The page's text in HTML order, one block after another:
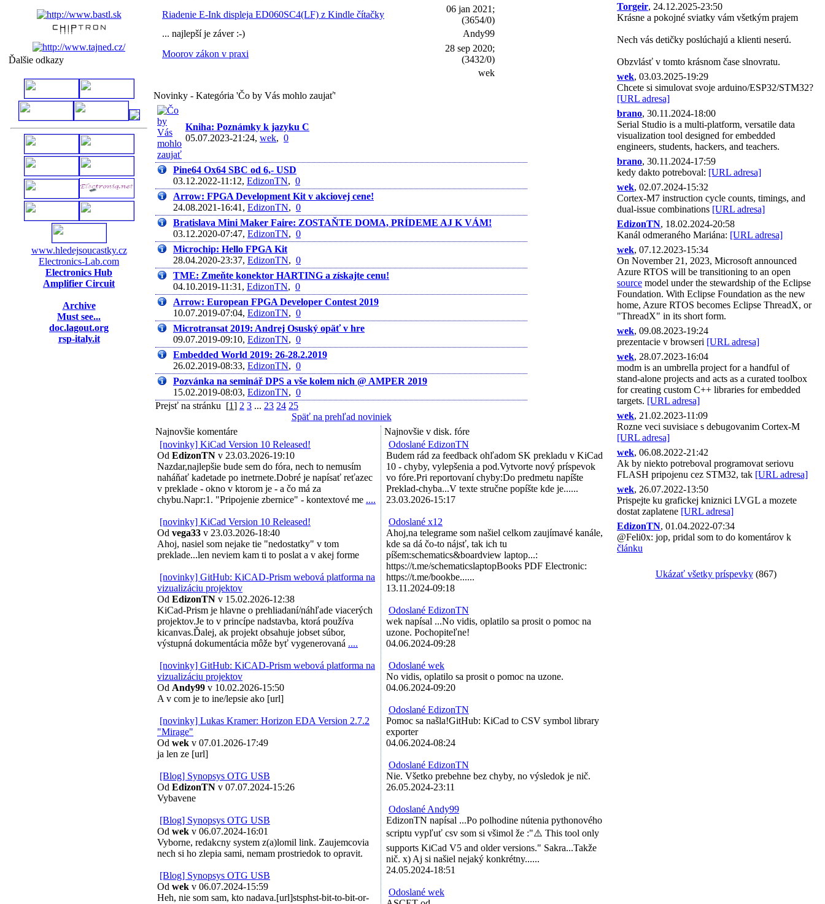
Ďalšie odkazy
www.hledejsoucastky.cz
Electronics-Lab.com
Electronics Hub
Amplifier Circuit
Archive
Must see...
doc.lagout.org
rsp-italy.it
Riadenie E-Ink displeja ED060SC4(LF) z Kindle čítačky
06 jan 2021;
(3654/0)
... najlepší je záver :-)
Andy99
Moorov zákon v praxi
28 sep 2020;
(3432/0)
wek
Novinky - Kategória 'Čo by Vás mohlo zaujať'
Kniha: Poznámky k jazyku C
05.07.2023-21:24, wek, 0
Pine64 Ox64 SBC od 6,- USD
03.12.2022-11:12, EdizonTN, 0
Arrow: FPGA Development Kit v akciovej cene!
24.08.2021-16:41, EdizonTN, 0
Bratislava Mini Maker Faire: ZOSTAŇTE DOMA, PRÍDEME AJ K VÁM!
03.12.2020-07:47, EdizonTN, 0
Microchip: Hello FPGA Kit
28.04.2020-23:37, EdizonTN, 0
TME: Zmeňte konektor HARTING a získajte cenu!
04.10.2019-11:31, EdizonTN, 0
Arrow: European FPGA Developer Contest 2019
10.07.2019-07:04, EdizonTN, 0
Microtransat 2019: Andrej Osuský opäť v hre
09.07.2019-09:10, EdizonTN, 0
Embedded World 2019: 26-28.2.2019
26.02.2019-08:33, EdizonTN, 0
Pozvánka na seminář DPS a vše kolem nich @ AMPER 2019
15.02.2019-08:03, EdizonTN, 0
Prejsť na stránku [1] 2 3 ... 23 24 25
Späť na prehľad noviniek
Najnovšie komentáre
[novinky] KiCad Version 10 Released!
Od EdizonTN v 23.03.2026-19:10
Nazdar,najlepšie bude sem do fóra, nech to nemusím
naháňať kadetade po inetrnete.Dobré je napísať reťazec
v preklade - okno v ktorom je - a čo má za
chybu.Napr:1. "Pripojenie zbernice" - kontextové me ....
[novinky] KiCad Version 10 Released!
Od vega33 v 23.03.2026-18:40
Ahoj, nasiel som nejake tie "nedostatky" v tom
preklade...len neviem kam ti to poslat a v akej forme
[novinky] GitHub: KiCAD-Prism webová platforma na
vizualizáciu projektov
Od EdizonTN v 15.02.2026-12:38
KiCad-Prism je hlavne o prehliadaní/náhľade viacerých
projektov.Je to v princípe nadstavba, ktorá používa
kicanvas.Ďalej, ak projekt obsahuje jobset súbor,
výstupná dokumentácia môže byť vygenerovaná ....
[novinky] GitHub: KiCAD-Prism webová platforma na
vizualizáciu projektov
Od Andy99 v 10.02.2026-15:50
A v com je to ine/lepsie ako [url]
[novinky] Lukas Kramer: Horizon EDA Version 2.7.2
"Mirage"
Od wek v 07.01.2026-17:49
ja len ze [url]
[Blog] Synopsys OTG USB
Od EdizonTN v 07.07.2024-15:26
Vybavene
[Blog] Synopsys OTG USB
Od wek v 06.07.2024-16:01
Vyborne, redakcny system z(a)lomil link. Zaujemcovia
nech si ho zlepia sami, nemam prostriedok to opravit.
[Blog] Synopsys OTG USB
Od wek v 06.07.2024-15:59
Heh, nie som sam, kto nadava.[url]stsphst-bit-to-bit-or-
Najnovšie v disk. fóre
Odoslané EdizonTN
Budem rád za feedback ohľadom SK prekladu v KiCad
10 - chyby, vylepšenia a pod.Vytvorte nový príspevok
vo fóre.Pri reportovaní chyby:Do predmetu napíšte
Preklad-chyba...V texte stručne popíšte kde je......
23.03.2026-15:17
Odoslané x12
Ahoj,na telegrame som našiel celkom zaujímavé kanále,
kde sa dá čo-to nájsť, tak ich tu
píšem:schematics&boardview laptop...:
https://t.me/schematicslaptopBooks PDF Electronic:
https://t.me/bookbe......
13.11.2024-09:18
Odoslané EdizonTN
wek napísal ...No vidis, oplatilo sa prosit o pomoc na
uzone. Pochopiteľne!
04.06.2024-09:28
Odoslané wek
No vidis, oplatilo sa prosit o pomoc na uzone.
04.06.2024-09:20
Odoslané EdizonTN
Pomoc sa našla!GitHub: KiCad to CSV symbol library
exporter
04.06.2024-08:24
Odoslané EdizonTN
Nie. Všetko prebehne bez chyby, no výsledok je nič.
26.05.2024-23:11
Odoslané Andy99
EdizonTN napísal ...Po polhodine nútenia pythonového
scriptu vypľuť csv som si všimol že :"⚠️ This tool only
supports KiCad V5 and older versions." Sakra...Takže
nič. x) Aj si našiel nejaký konkrétny......
24.05.2024-18:51
Odoslané wek
Torgeir, 24.12.2025-23:50
Krásne a pokojné sviatky vám všetkým prajem
Nech vás detičky poslúchajú a klienti neserú.
Obzvlásť v tomto krásnom čase slnovratu.
wek, 03.03.2025-19:29
Chcete si simulovat svoje arduino/ESP32/STM32?
[URL adresa]
brano, 30.11.2024-18:00
Serial Studio is a multi-platform, versatile data
visualization tool designed for embedded
engineers, students, hackers, and teachers.
brano, 30.11.2024-17:59
kedy dakto potreboval: [URL adresa]
wek, 02.07.2024-15:32
Cortex-M7 instruction cycle counts, timings, and
dual-issue combinations [URL adresa]
EdizonTN, 18.02.2024-20:58
Kanál odmeraného Mariána: [URL adresa]
wek, 07.12.2023-15:34
On November 21, 2023, Microsoft announced
Azure RTOS will be transitioning to an open
source model under the stewardship of the Eclipse
Foundation. With Eclipse Foundation as the new
home, Azure RTOS becomes Eclipse ThreadX, or
"ThreadX" in its short form.
wek, 09.08.2023-19:24
prezentacie v browseri [URL adresa]
wek, 28.07.2023-16:04
modm is an umbrella project for a handful of
stand-alone projects and acts as a curated toolbox
for creating custom C++ libraries for embedded
targets. [URL adresa]
wek, 21.02.2023-11:09
Rozne veci suvisiace s debugovanim Cortex-M
[URL adresa]
wek, 06.08.2022-21:42
Ak by niekto potreboval programovat seriovu
FLASH pripojenu cez STM32, tak [URL adresa]
wek, 26.07.2022-13:50
Prispejte ku grafickej kniznici LVGL a mozete
dostat zaplatene [URL adresa]
EdizonTN, 01.04.2022-07:34
@Feli0x: jop, pridal som to do komentárov k
článku
Ukázať všetky príspevky(867)